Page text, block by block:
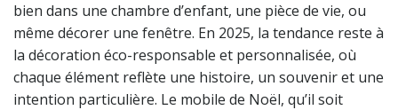
bien dans une chambre d’enfant, une pièce de vie, ou
même décorer une fenêtre. En 2025, la tendance reste à
la décoration éco-responsable et personnalisée, où
chaque élément reflète une histoire, un souvenir et une
intention particulière. Le mobile de Noël, qu’il soit